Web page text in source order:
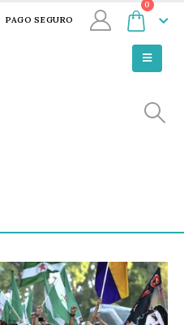
PAGO SEGURO
0